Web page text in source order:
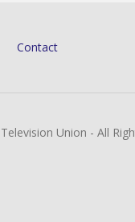
Contact
Union - All